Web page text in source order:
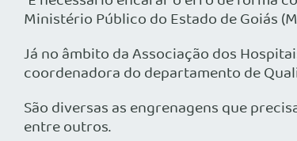
Ministério Público do Estado de Goiás
Já no âmbito da Associação dos
coordenadora do departamento de
São diversas as engrenagens que
entre outros.